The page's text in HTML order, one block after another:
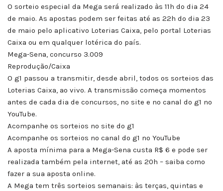
O sorteio especial da Mega será realizado às 11h do dia 24
de maio. As apostas podem ser feitas até as 22h do dia 23
de maio pelo aplicativo Loterias Caixa, pelo portal Loterias
Caixa ou em qualquer lotérica do país.
Mega-Sena, concurso 3.009
Reprodução/Caixa
O g1 passou a transmitir, desde abril, todos os sorteios das
Loterias Caixa, ao vivo. A transmissão começa momentos
antes de cada dia de concursos, no site e no canal do g1 no
YouTube.
Acompanhe os sorteios no site do g1
Acompanhe os sorteios no canal do g1 no YouTube
A aposta mínima para a Mega-Sena custa R$ 6 e pode ser
realizada também pela internet, até as 20h – saiba como
fazer a sua aposta online.
A Mega tem três sorteios semanais: às terças, quintas e